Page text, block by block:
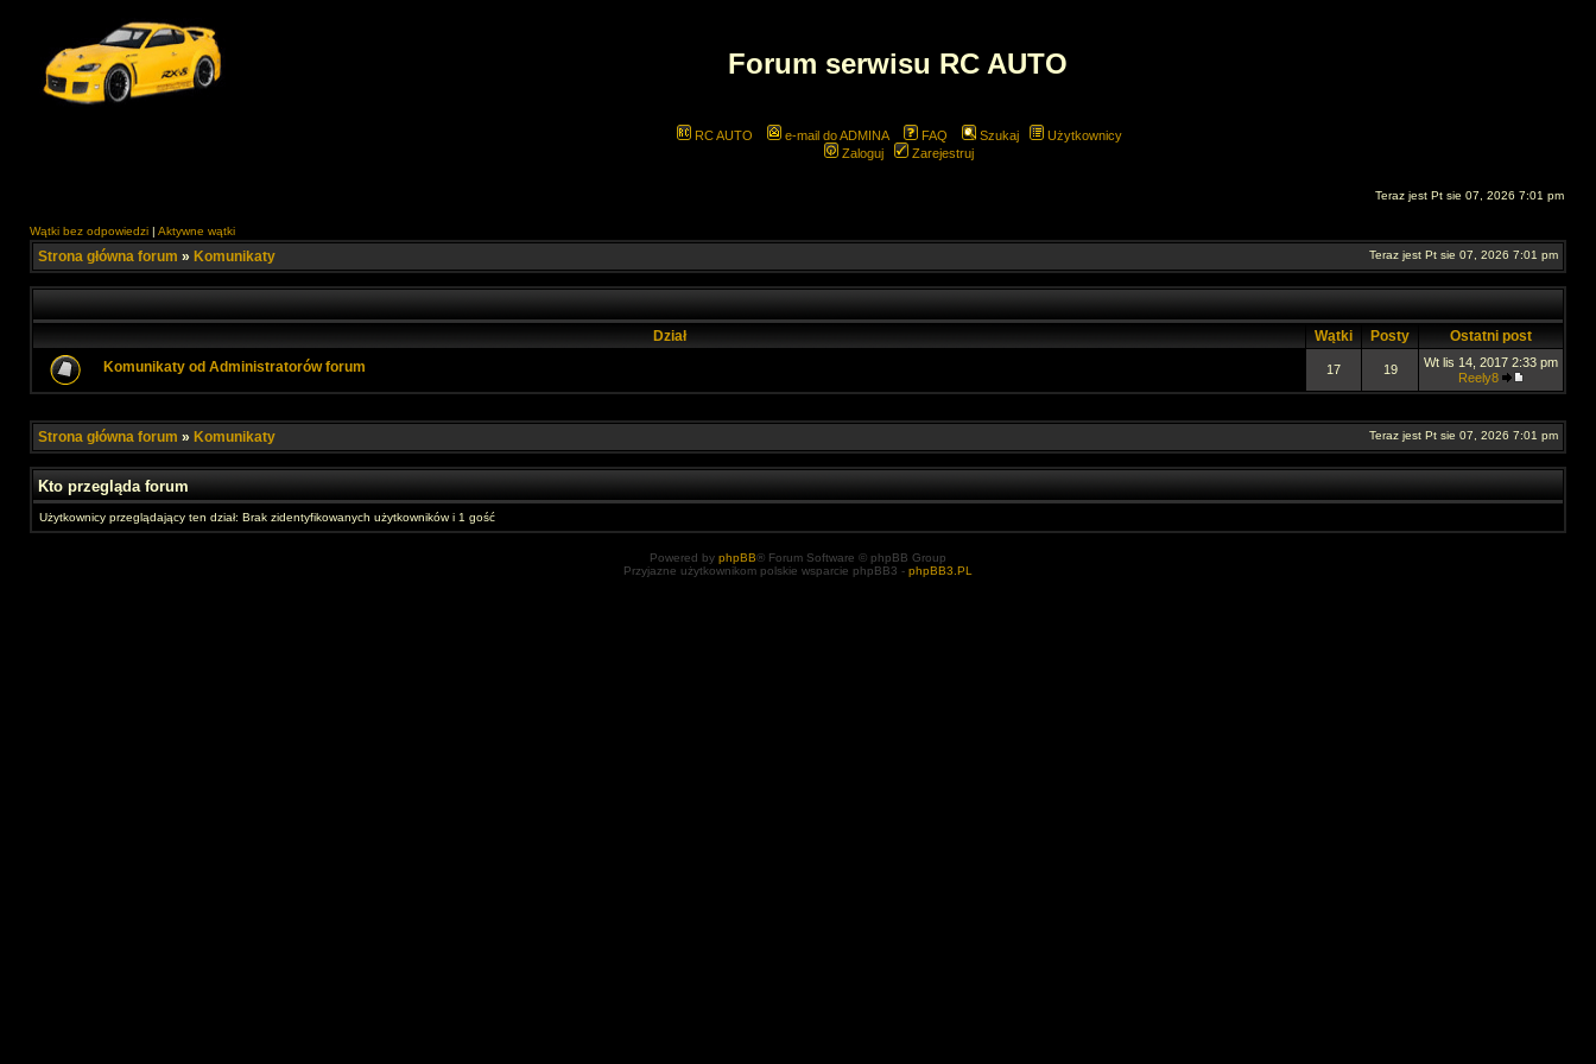
Forum serwisu RC AUTO
RC AUTO e-mail do ADMINA FAQ Szukaj
Użytkownicy
Zaloguj
Zarejestruj
Teraz jest Pt sie 07, 2026 7:01 pm
Wątki bez odpowiedzi | Aktywne wątki
Strona główna forum » Komunikaty Teraz jest Pt sie 07, 2026 7:01 pm
Dział Wątki Posty
Ostatni post
Komunikaty od Administratorów forum
17 19
Wt lis 14, 2017 2:33 pm
Reely8
Strona główna forum » Komunikaty Teraz jest Pt sie 07, 2026 7:01 pm
Kto przegląda forum
Użytkownicy przeglądający ten dział: Brak zidentyfikowanych użytkowników i 1 gość
Powered by phpBB® Forum Software © phpBB Group
Przyjazne użytkownikom polskie wsparcie phpBB3 - phpBB3.PL